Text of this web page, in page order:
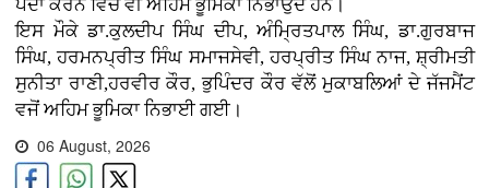
ਪੈਦਾ ਕਰਨ ਵਿੱਚ ਵੀ ਅਹਿਮ ਭੂਮਿਕਾ ਨਿਭਾਉਂਦੇ ਹਨ।
ਇਸ ਮੌਕੇ ਡਾ.ਕੁਲਦੀਪ ਸਿੰਘ ਦੀਪ, ਅੰਮ੍ਰਿਤਪਾਲ ਸਿੰਘ, ਡਾ.ਗੁਰਬਾਜ
ਸਿੰਘ, ਹਰਮਨਪ੍ਰੀਤ ਸਿੰਘ ਸਮਾਜਸੇਵੀ, ਹਰਪ੍ਰੀਤ ਸਿੰਘ ਨਾਜ, ਸ਼੍ਰੀਮਤੀ
ਸੁਨੀਤਾ ਰਾਣੀ,ਹਰਵੀਰ ਕੌਰ, ਭੁਪਿੰਦਰ ਕੌਰ ਵੱਲੋਂ ਮੁਕਾਬਲਿਆਂ ਦੇ ਜੱਜਮੈਂਟ
ਵਜੋਂ ਅਹਿਮ ਭੂਮਿਕਾ ਨਿਭਾਈ ਗਈ।
06 August, 2026